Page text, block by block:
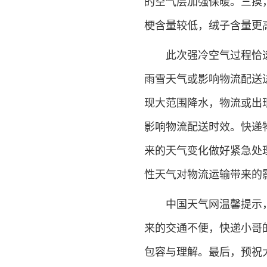
梗含量较低，绒子含量更
此次强冷空气过程恰逢
雨雪天气或影响物流配
现大范围降水，物流或出
影响物流配送时效。快
来的天气变化做好紧急处
性天气对物流运输带来的
中国天气网温馨提示，
来的交通不便，快递小哥
包容与理解。最后，预祝